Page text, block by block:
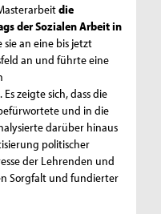
die
der Sozialen Arbeit in
sie an eine bis jetzt
an und führte eine
zeigte sich, dass die
und in die
darüber hinaus
politischer
der Lehrenden und
Sorgfalt und fundierter